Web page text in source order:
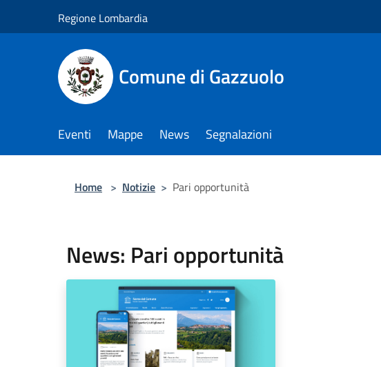
Regione Lombardia
Comune di Gazzuolo
Eventi Mappe News Segnalazioni
Home > Notizie > Pari opportunità
News: Pari opportunità